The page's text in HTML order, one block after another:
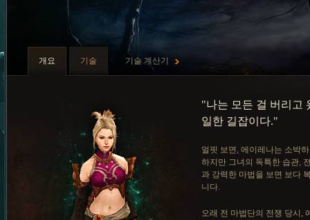
개요 기술 기술 계산기
"나는 모든 걸 버리고
일한 길잡이다."
얼핏 보면, 에이레나는 소박
하지만 그녀의 독특한 습관,
과 강력한 마법을 보면 보다
니다.
오래 전 마법단의 전쟁 당시,